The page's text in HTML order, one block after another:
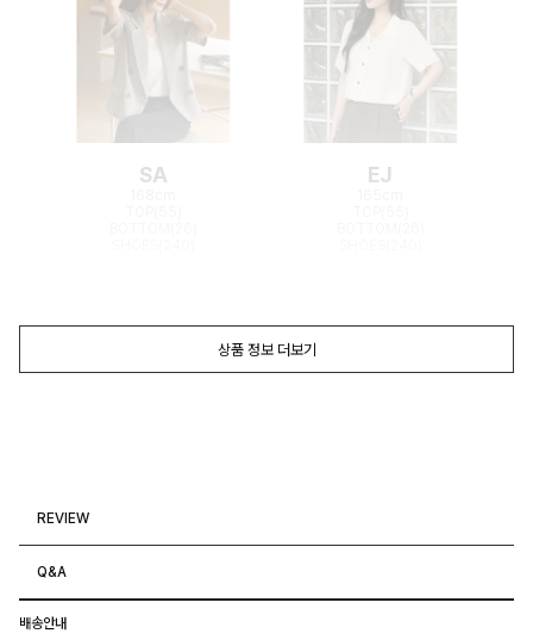
SA EJ
상품 정보 더보기
REVIEW
Q&A
배송안내